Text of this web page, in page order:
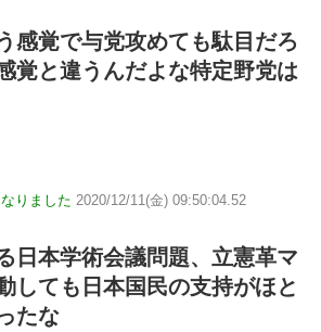
感覚で与党攻めても駄目だろ
覚と違うんだよな特定野党は
りました 2020/12/11(金) 09:50:04.52
日本学術会議問題、立憲革マ
しても日本国民の支持がほと
たな